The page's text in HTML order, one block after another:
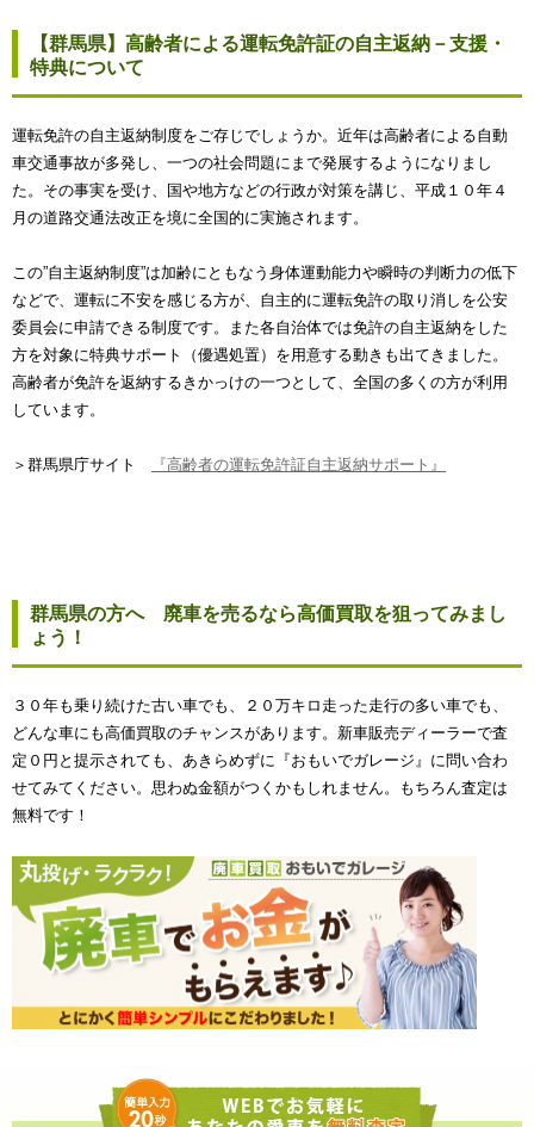
【群馬県】高齢者による運転免許証の自主返納－支援・
特典について
運転免許の自主返納制度をご存じでしょうか。近年は高齢者による自動
車交通事故が多発し、一つの社会問題にまで発展するようになりまし
た。その事実を受け、国や地方などの行政が対策を講じ、平成１０年４
月の道路交通法改正を境に全国的に実施されます。
この”自主返納制度”は加齢にともなう身体運動能力や瞬時の判断力の低下
などで、運転に不安を感じる方が、自主的に運転免許の取り消しを公安
委員会に申請できる制度です。また各自治体では免許の自主返納をした
方を対象に特典サポート（優遇処置）を用意する動きも出てきました。
高齢者が免許を返納するきかっけの一つとして、全国の多くの方が利用
しています。
＞群馬県庁サイト 『高齢者の運転免許証自主返納サポート』
群馬県の方へ 廃車を売るなら高価買取を狙ってみまし
ょう！
３０年も乗り続けた古い車でも、２０万キロ走った走行の多い車でも、
どんな車にも高価買取のチャンスがあります。新車販売ディーラーで査
定０円と提示されても、あきらめずに『おもいでガレージ』に問い合わ
せてみてください。思わぬ金額がつくかもしれません。もちろん査定は
無料です！